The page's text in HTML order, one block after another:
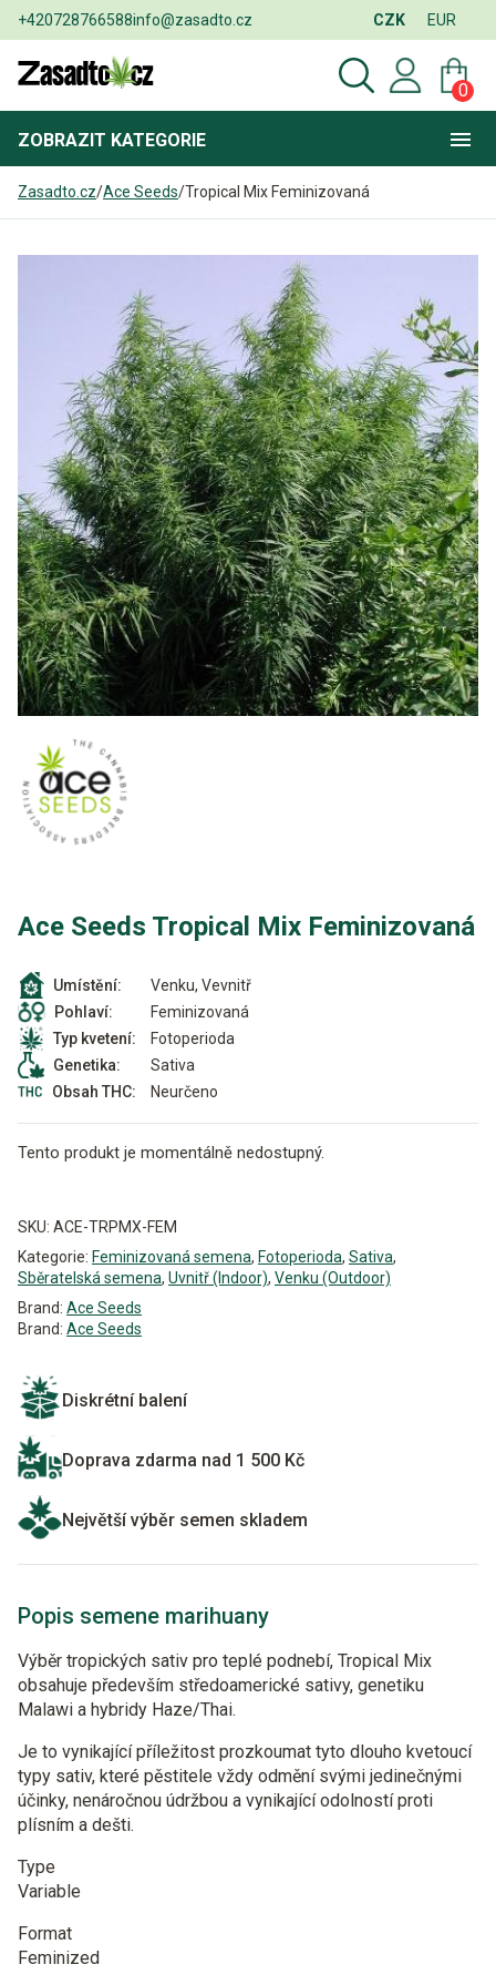
+420728766588info@zasadto.cz CZK EUR
0
ZOBRAZIT KATEGORIE
Zasadto.cz/Ace Seeds/Tropical Mix Feminizovaná
Ace Seeds Tropical Mix Feminizovaná
Umístění:
Venku, Vevnitř
Pohlaví:
Feminizovaná
Typ kvetení:
Fotoperioda
Genetika:
Sativa
Obsah THC:
Neurčeno
Tento produkt je momentálně nedostupný.
SKU: ACE-TRPMX-FEM
Kategorie: Feminizovaná semena, Fotoperioda, Sativa,
Sběratelská semena, Uvnitř (Indoor), Venku (Outdoor)
Brand: Ace Seeds
Brand: Ace Seeds
Diskrétní balení
Doprava zdarma nad 1 500 Kč
Největší výběr semen skladem
Popis semene marihuany
Výběr tropických sativ pro teplé podnebí, Tropical Mix
obsahuje především středoamerické sativy, genetiku
Malawi a hybridy Haze/Thai.
Je to vynikající příležitost prozkoumat tyto dlouho kvetoucí
typy sativ, které pěstitele vždy odmění svými jedinečnými
účinky, nenáročnou údržbou a vynikající odolností proti
plísním a dešti.
Type
Variable
Format
Feminized